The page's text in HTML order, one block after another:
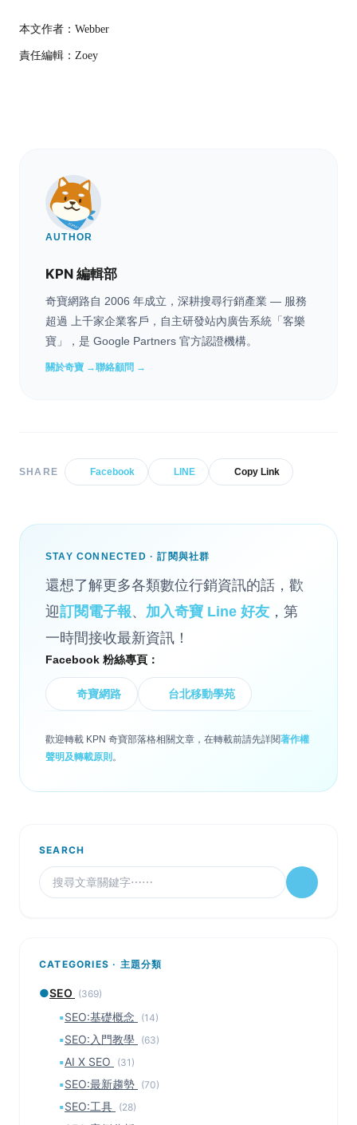
本文作者：Webber
責任編輯： Zoey
AUTHOR
KPN 編輯部
奇寶網路自 2006 年成立，深耕搜尋行銷產業 — 服務
超過 上千家企業客戶，自主研發站內廣告系統「客樂
寶」，是 Google Partners 官方認證機構。
關於奇寶 →聯絡顧問 →
SHARE Facebook LINE Copy Link
STAY CONNECTED · 訂閱與社群
還想了解更多各類數位行銷資訊的話，歡
迎訂閱電子報、 加入奇寶 Line 好友 ，第
一時間接收最新資訊！
Facebook 粉絲專頁：
奇寶網路 台北移動學苑
歡迎轉載 KPN 奇寶部落格相關文章，在轉載前請先詳閱著作權
聲明及轉載原則 。
SEARCH
CATEGORIES · 主題分類
●SEO (369)
▪SEO:基礎概念 (14)
▪SEO:入門教學 (63)
▪AI X SEO (31)
▪SEO:最新趨勢 (70)
▪SEO:工具 (28)